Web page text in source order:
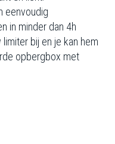
eenvoudig
in minder dan 4h
bij en je kan hem
opbergbox met